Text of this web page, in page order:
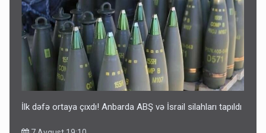
İlk dəfə ortaya çıxdı! Anbarda ABŞ və İsrail silahları tapıldı